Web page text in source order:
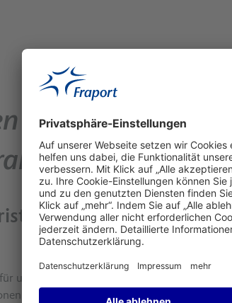
und
gedenken
unterschiedliche Kulturen und
zu feiern, richtete die Fraport AG bereits